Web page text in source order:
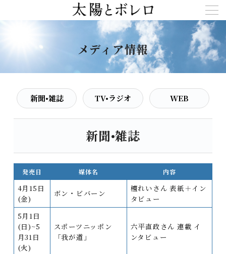
メディア情報
新聞•雑誌 TV•ラジオ WEB
新聞•雑誌
発売日 媒体名 内容
4月15日
(金)
ボン・ビバーン
檀れいさん 表紙＋イン
タビュー
5月1日
(日)~5
月31日
(火)
スポーツニッポン
「我が道」
六平直政さん 連載 イ
ンタビュー